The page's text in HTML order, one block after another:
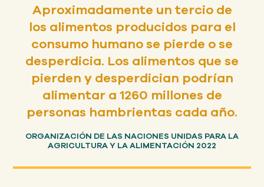
Aproximadamente un tercio de
los alimentos producidos para el
consumo humano se pierde o se
desperdicia. Los alimentos que se
pierden y desperdician podrían
alimentar a 1260 millones de
personas hambrientas cada año.
ORGANIZACIÓN DE LAS NACIONES UNIDAS PARA LA
AGRICULTURA Y LA ALIMENTACIÓN 2022